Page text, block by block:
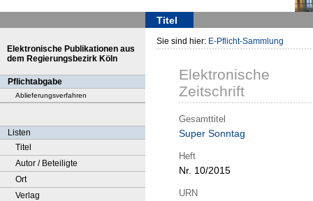
Titel
Elektronische Publikationen aus
dem Regierungsbezirk Köln
Pflichtabgabe
Ablieferungsverfahren
Listen
Titel
Autor / Beteiligte
Ort
Verlag
Sie sind hier: E-Pflicht-Sammlung
Elektronische
Zeitschrift
Gesamttitel
Super Sonntag
Heft
Nr. 10/2015
URN